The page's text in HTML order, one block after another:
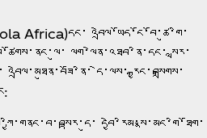
Africa)དང་ འབྲེལ་ཡོད་ངོ་བོ་ཚུ་གི་
ལག་ལེན་འཐབ་ནི་དང་ སླར་
འབྲེལ་མཐུན་བཟོ་ནི་ དེ་ལས་ རྒྱང་བསྒྲགས་
དབྱེ་རིམ་སྣ་མང་གི་ཐོག་